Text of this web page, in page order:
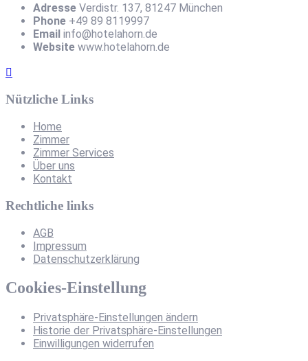
Adresse Verdistr. 137, 81247 München
Phone +49 89 8119997
Email info@hotelahorn.de
Website www.hotelahorn.de
Nützliche Links
Home
Zimmer
Zimmer Services
Über uns
Kontakt
Rechtliche links
AGB
Impressum
Datenschutzerklärung
Cookies-Einstellung
Privatsphäre-Einstellungen ändern
Historie der Privatsphäre-Einstellungen
Einwilligungen widerrufen